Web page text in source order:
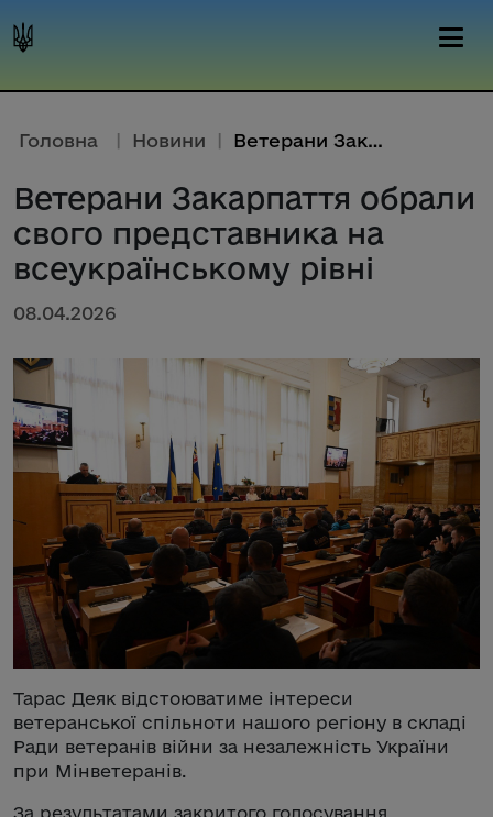
Головна | Новини | Ветерани Закарпаття обрали сво...
Ветерани Закарпаття обрали
свого представника на
всеукраїнському рівні
08.04.2026
Тарас Деяк відстоюватиме інтереси
ветеранської спільноти нашого регіону в складі
Ради ветеранів війни за незалежність України
при Мінветеранів.
За результатами закритого голосування